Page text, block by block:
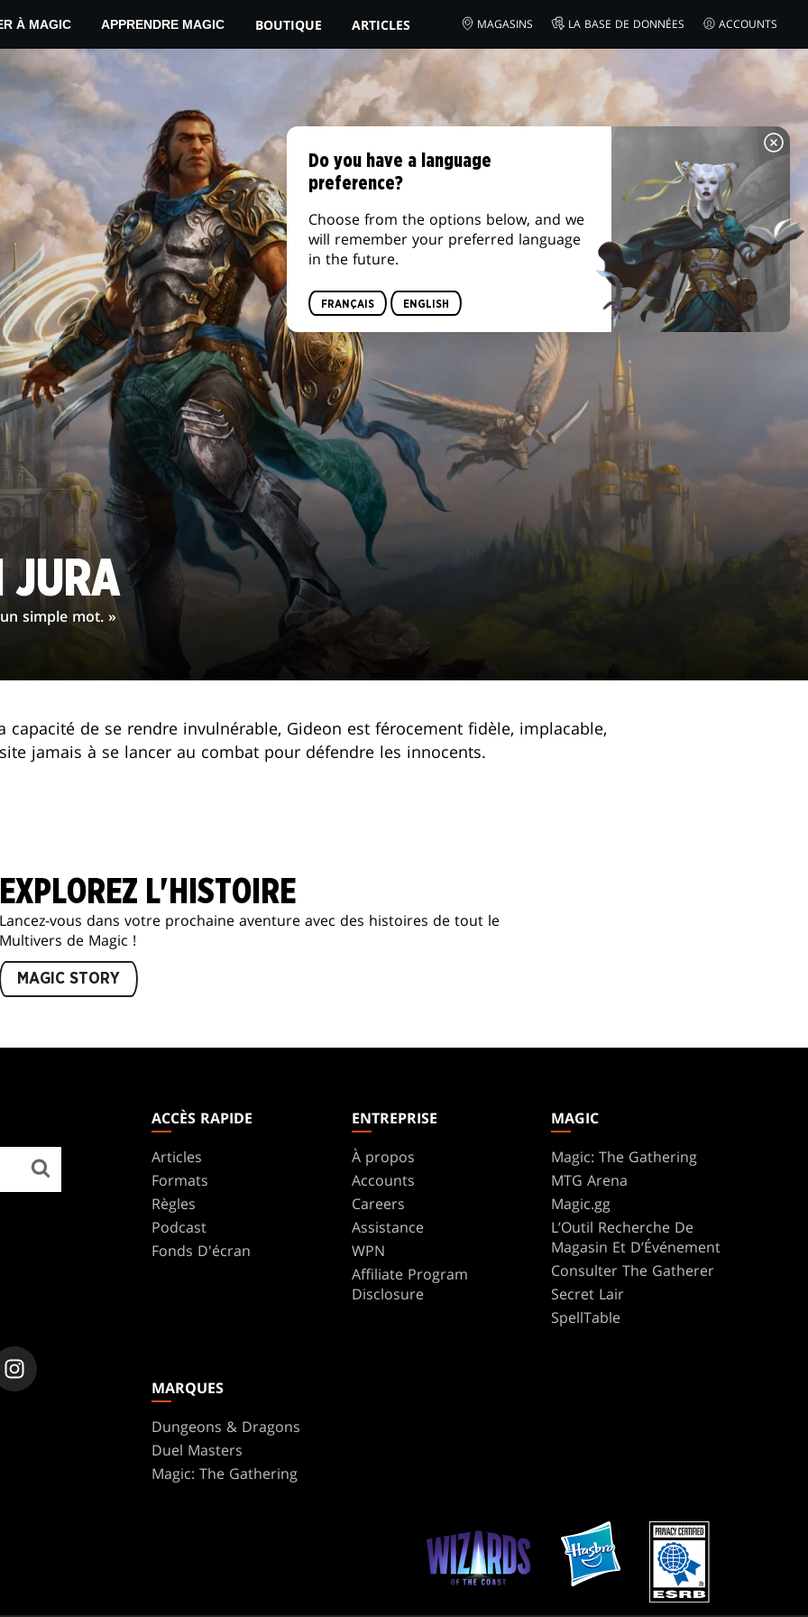
À MAGIC APPRENDRE MAGIC BOUTIQUE ARTICLES MAGASINS LA BASE DE DONNÉES ACCOUNTS
JURA
simple mot. »
capacité de se rendre invulnérable, Gideon est férocement fidèle, implacable,
jamais à se lancer au combat pour défendre les innocents.
EXPLOREZ L'HISTOIRE
Lancez-vous dans votre prochaine aventure avec des histoires de tout le
Multivers de Magic !
MAGIC STORY
ACCÈS RAPIDE
Articles
Formats
Règles
Podcast
Fonds D'écran
ENTREPRISE
À propos
Accounts
Careers
Assistance
WPN
Affiliate Program
Disclosure
MAGIC
Magic: The Gathering
MTG Arena
Magic.gg
L’Outil Recherche De
Magasin Et D’Événement
Consulter The Gatherer
Secret Lair
SpellTable
MARQUES
Dungeons & Dragons
Duel Masters
Magic: The Gathering
Do you have a language
preference?
Choose from the options below, and we
will remember your preferred language
in the future.
FRANÇAIS ENGLISH